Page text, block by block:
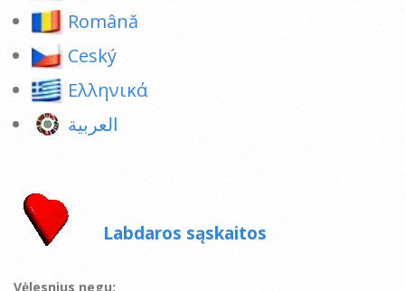
Română
Ceský
Ελληνικά
العربية
Labdaros sąskaitos
Vėlesnius negu: